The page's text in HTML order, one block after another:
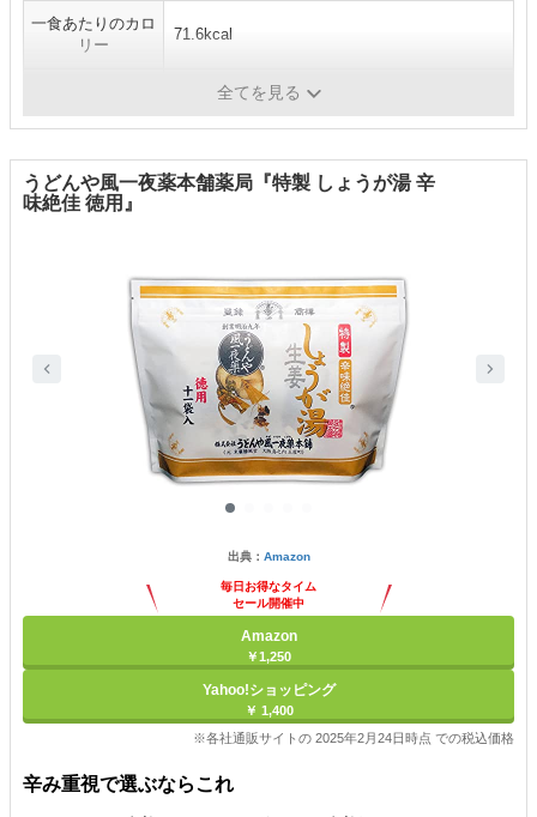
一食あたりのカロ
リー
71.6kcal
（18g×20袋）×5箱
全てを見る
うどんや風一夜薬本舗薬局『特製 しょうが湯 辛
味絶佳 徳用』
出典： Amazon
毎日お得なタイム
セール開催中
Amazon
￥1,250
Yahoo!ショッピング
￥ 1,400
※各社通販サイトの 2025年2月24日時点 での税込価格
辛み重視で選ぶならこれ